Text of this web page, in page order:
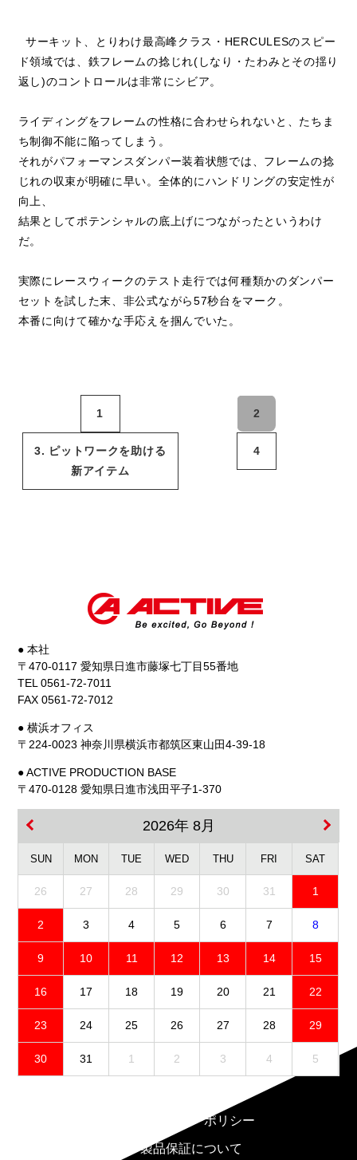
サーキット、とりわけ最高峰クラス・HERCULESのスピー
ド領域では、鉄フレームの捻じれ(しなり・たわみとその揺り
返し)のコントロールは非常にシビア。
ライディングをフレームの性格に合わせられないと、たちま
ち制御不能に陥ってしまう。
それがパフォーマンスダンパー装着状態では、フレームの捻
じれの収束が明確に早い。全体的にハンドリングの安定性が
向上、
結果としてポテンシャルの底上げにつながったというわけ
だ。
実際にレースウィークのテスト走行では何種類かのダンパー
セットを試した末、非公式ながら57秒台をマーク。
本番に向けて確かな手応えを掴んでいた。
1 2
3. ピットワークを助ける
新アイテム
4
● 本社
〒470-0117 愛知県日進市藤塚七丁目55番地
TEL 0561-72-7011
FAX 0561-72-7012
● 横浜オフィス
〒224-0023 神奈川県横浜市都筑区東山田4-39-18
● ACTIVE PRODUCTION BASE
〒470-0128 愛知県日進市浅田平子1-370
2026年 8月
SUN MON TUE WED THU FRI SAT
26 27 28 29 30 31 1
2 3 4 5 6 7 8
9 10 11 12 13 14 15
16 17 18 19 20 21 22
23 24 25 26 27 28 29
30 31 1 2 3 4 5
プライバシーポリシー
製品保証について